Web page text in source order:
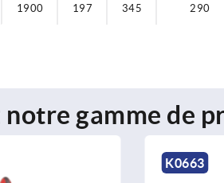
1900 197 345 290
notre gamme de
K0062